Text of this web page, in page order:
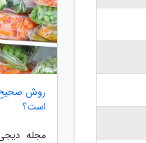
روش صحیح
است؟
مجله